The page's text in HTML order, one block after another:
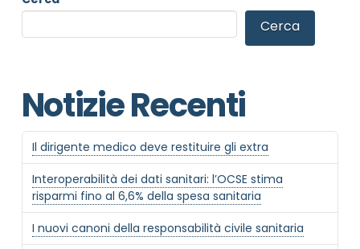
Cerca
Notizie Recenti
Il dirigente medico deve restituire gli extra
Interoperabilità dei dati sanitari: l’OCSE stima
risparmi fino al 6,6% della spesa sanitaria
I nuovi canoni della responsabilità civile sanitaria